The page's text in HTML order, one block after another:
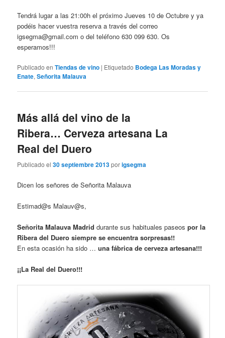
Tendrá lugar a las 21:00h el próximo Jueves 10 de Octubre y ya
podéis hacer vuestra reserva a través del correo
igsegma@gmail.com o del teléfono 630 099 630. Os
esperamos!!!
Publicado en Tiendas de vino | Etiquetado Bodega Las Moradas y
Enate,Señorita Malauva
Más allá del vino de la
Ribera… Cerveza artesana La
Real del Duero
Publicado el30 septiembre 2013porigsegma
Dicen los señores de Señorita Malauva
Estimad@s Malauv@s,
Señorita Malauva Madrid durante sus habituales paseospor la
Ribera del Duero siempre se encuentra sorpresas!!
En esta ocasión ha sido … una fábrica de cerveza artesana!!!
¡¡La Real del Duero!!!